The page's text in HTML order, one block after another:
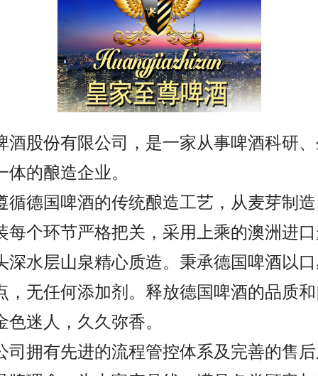
酒股份有限公司，是一家从事啤酒科研
的酿造企业。
循德国啤酒的传统酿造工艺，从麦芽制
每个环节严格把关，采用上乘的澳洲进
深水层山泉精心质造。秉承德国啤酒以
，无任何添加剂。释放德国啤酒的品质
迷人，久久弥香。
司拥有先进的流程管控体系及完善的售